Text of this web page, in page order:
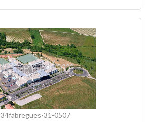
34fabregues-31-0507